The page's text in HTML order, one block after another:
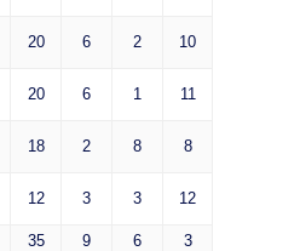
20 6 2 10
20 6 1 11
18 2 8 8
12 3 3 12
35 9 6 3